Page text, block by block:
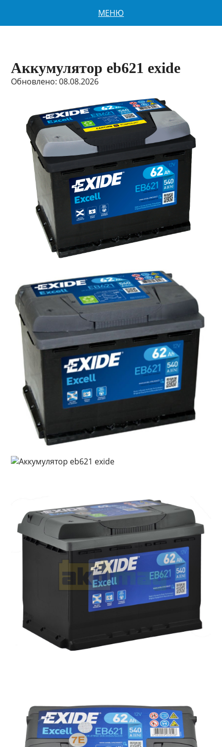
МЕНЮ
Аккумулятор eb621 exide
Обновлено: 08.08.2026